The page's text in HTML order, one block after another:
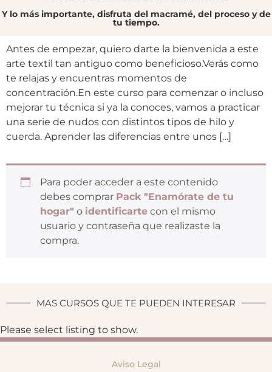
Y lo más importante, disfruta del macramé, del proceso y de
tu tiempo.
Antes de empezar, quiero darte la bienvenida a este
arte textil tan antiguo como beneficioso.Verás como
te relajas y encuentras momentos de
concentración.En este curso para comenzar o incluso
mejorar tu técnica si ya la conoces, vamos a practicar
una serie de nudos con distintos tipos de hilo y
cuerda. Aprender las diferencias entre unos […]
Para poder acceder a este contenido
debes comprar Pack "Enamórate de tu
hogar" o identificarte con el mismo
usuario y contraseña que realizaste la
compra.
MAS CURSOS QUE TE PUEDEN INTERESAR
Please select listing to show.
Aviso Legal